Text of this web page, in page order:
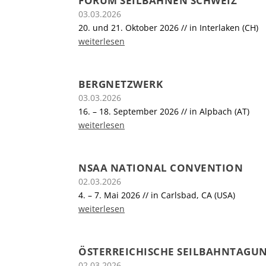
03.03.2026
20. und 21. Oktober 2026 // in Interlaken (CH)
weiterlesen
BERGNETZWERK
03.03.2026
16. – 18. September 2026 // in Alpbach (AT)
weiterlesen
NSAA NATIONAL CONVENTION
02.03.2026
4. – 7. Mai 2026 // in Carlsbad, CA (USA)
weiterlesen
ÖSTERREICHISCHE